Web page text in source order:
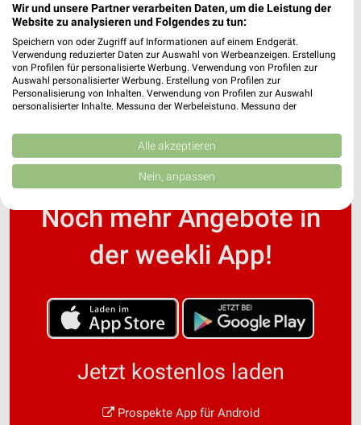
VS Vereinigte Spezialmöbelfabriken Filialen &
Öffnungszeiten für Tauberbischofsheim
Noch mehr Angebote in
der weekli App!
Jetzt kostenlos laden
Prospekte App für Android
Wir und unsere Partner verarbeiten Daten, um die Leistung der
Website zu analysieren und Folgendes zu tun:
Speichern von oder Zugriff auf Informationen auf einem Endgerät.
Verwendung reduzierter Daten zur Auswahl von Werbeanzeigen. Erstellung
von Profilen für personalisierte Werbung. Verwendung von Profilen zur
Auswahl personalisierter Werbung. Erstellung von Profilen zur
Personalisierung von Inhalten. Verwendung von Profilen zur Auswahl
personalisierter Inhalte. Messung der Werbeleistung. Messung der
Kombinationen von Daten aus verschiedenen Quellen. Entwicklung und
Verbesserung der Angebote. Verwendung reduzierter Daten zur Auswahl
von Inhalten.
Daten können außerhalb der Europäischen Union weitergegeben und in die
Website/App.
Wir nutzen Ihre Daten für folgende Zwecke:
Speichern von oder Zugriff auf Informationen
auf einem Endgerät
Werbeanzeigen
Alle akzeptieren
Nein, anpassen